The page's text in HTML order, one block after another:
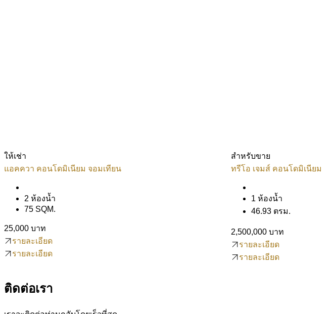
ให้เช่า
แอคควา คอนโดมิเนียม จอมเทียน
2 ห้องน้ำ
75 SQM.
25,000 บาท
รายละเอียด
รายละเอียด
สำหรับขาย
ทรีโอ เจมส์ คอนโดมิเนียม
1 ห้องน้ำ
46.93 ตรม.
2,500,000 บาท
รายละเอียด
รายละเอียด
ติดต่อเรา